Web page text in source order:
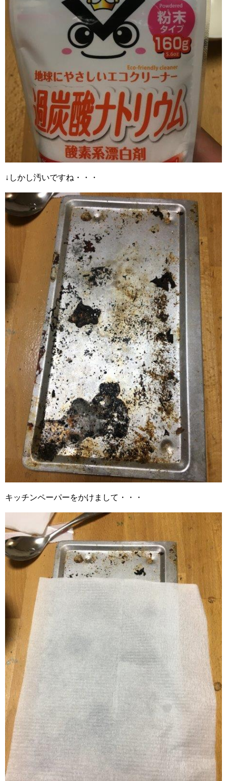
↓しかし汚いですね・・・
キッチンペーパーをかけまして・・・